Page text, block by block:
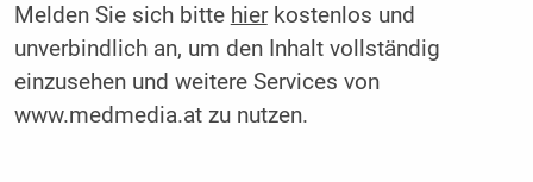
Melden Sie sich bitte hierkostenlos und
unverbindlich an, um den Inhalt vollständig
einzusehen und weitere Services von
www.medmedia.at zu nutzen.